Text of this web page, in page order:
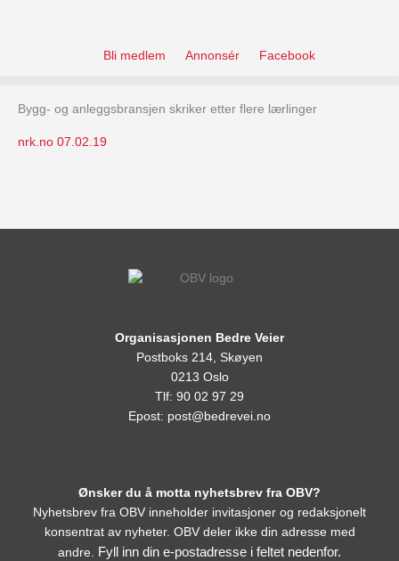
Bli medlem Annonsér Facebook
Bygg- og anleggsbransjen skriker etter flere lærlinger
nrk.no 07.02.19
Organisasjonen Bedre Veier
Postboks 214, Skøyen
0213 Oslo
Tlf: 90 02 97 29
Epost: post@bedrevei.no
Ønsker du å motta nyhetsbrev fra OBV?
Nyhetsbrev fra OBV inneholder invitasjoner og redaksjonelt
konsentrat av nyheter. OBV deler ikke din adresse med
andre. Fyll inn din e-postadresse i feltet nedenfor.